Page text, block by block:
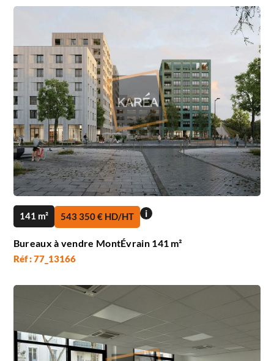
141 m² 543 350 € HD/HT i
Bureaux à vendre MontÉvrain 141 m²
Réf : 77_13166